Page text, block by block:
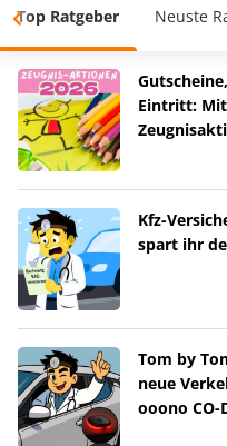
Top Ratgeber Neuste
Eintritt:
Kfz-
spart ihr
Tom by
neue
ooono CO-